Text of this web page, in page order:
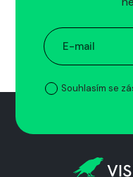
Souhlasím se